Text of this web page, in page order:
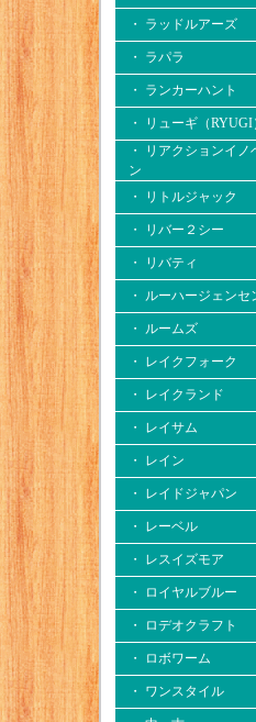
・ ラッドルアーズ
・ ラパラ
・ ランカーハント
・ リューギ（RYUGI
・ リアクションイノ
ン
・ リトルジャック
・ リバー２シー
・ リバティ
・ ルーハージェンセ
・ ルームズ
・ レイクフォーク
・ レイクランド
・ レイサム
・ レイン
・ レイドジャパン
・ レーベル
・ レスイズモア
・ ロイヤルブルー
・ ロデオクラフト
・ ロボワーム
・ ワンスタイル